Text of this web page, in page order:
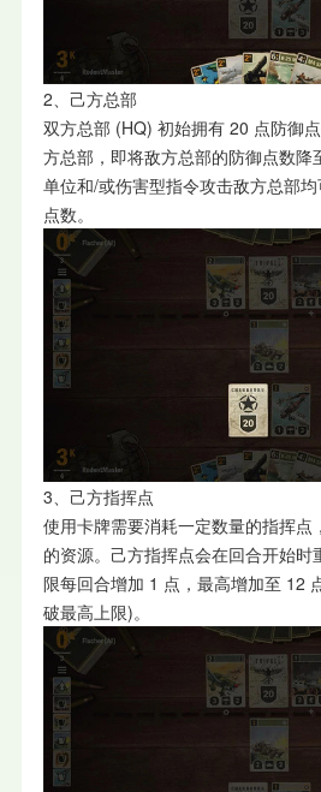
2、己方总部
双方总部 (HQ) 初始拥有 20 点防御
方总部，即将敌方总部的防御点数降
单位和/或伤害型指令攻击敌方总部
点数。
3、己方指挥点
使用卡牌需要消耗一定数量的指挥点
的资源。己方指挥点会在回合开始时
限每回合增加 1 点，最高增加至 12
破最高上限)。